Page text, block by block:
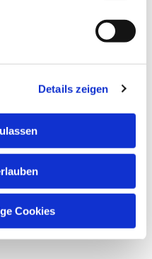
Details zeigen
Cookies
interessieren